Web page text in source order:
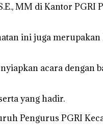
MM di Kantor PGRI
ini juga
acara dengan
yang hadir.
Pengurus PGRI